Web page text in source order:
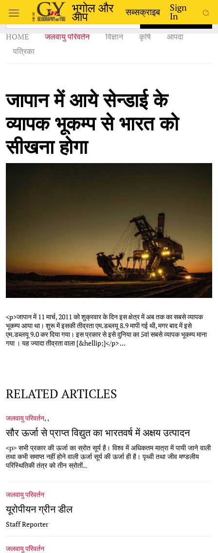
भूगोल और
आप सब्सक्राइब Sign
In
SEARCH
HOME जलवायु परिवर्तन विज्ञान कृषि
आपदा
पत्रिका
जापान में आये सेन्डाई के
व्यापक भूकम्प से भारत को
सीखना होगा
<p>जापान में 11 मार्च, 2011 को शुक्रवार के दिन इस क्षेत्र में अब तक का सबसे व्यापक
भूकम्प आया था। शुरू में इसकी तीव्रता एम.डब्लयू 8.9 मापी गई थी, मगर बाद में इसे
एम.डब्लयू 9.0 कर दिया गया। इस प्रकार से इसे दुनिया का 5वां सबसे व्यापक भूकम्प माना
गया । यह ज्यादा तीव्रता वाला [&hellip;]</p> ...
RELATED ARTICLES
जलवायु परिवर्तन, ,
सौर ऊर्जा से प्राप्त विद्युत का भारतवर्ष में अक्षय उत्पादन
<p> सभी प्रकार की ऊर्जा का स्रोत सूर्य है। विश्व में अधिकतम मात्रा में पायी जाने वाली
तथा कभी समाप्त नहीं होने वाली ऊर्जा सूर्य की ऊर्जा ही है। पृथ्वी तथा जीव मण्डलीय
परिस्थितिकी तंत्र को तीन स्रोतों...
जलवायु परिवर्तन
यूरोपीयन ग्रीन डील
Staff Reporter
जलवायु परिवर्तन